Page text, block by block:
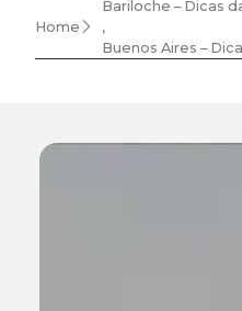
Home
Bariloche – Dicas
,
Buenos Aires –